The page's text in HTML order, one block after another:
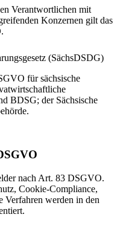
Verantwortlichen mit
Konzernen gilt das
(SächsDSDG)
für sächsische
BDSG; der Sächsische
nach Art. 83 DSGVO.
Cookie-Compliance,
Verfahren werden in den